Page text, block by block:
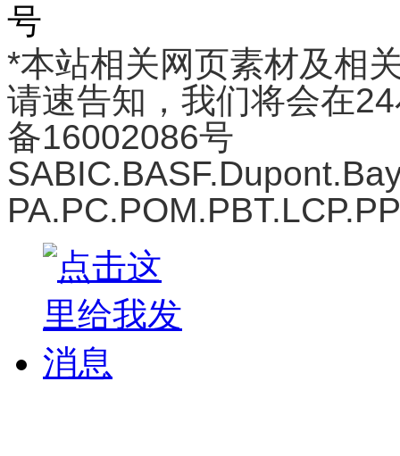
号
*本站相关网页素材及相
请速告知，我们将会在
备16002086号